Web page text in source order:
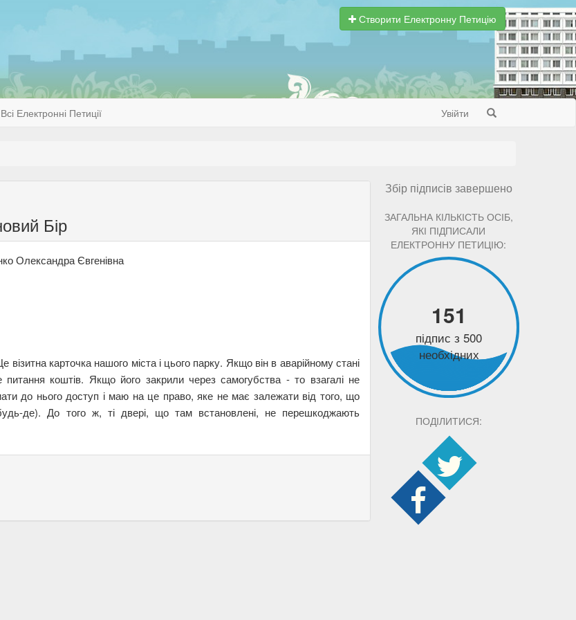
Створити Електронну Петицію
Всі Електронні Петиції Увійти
Бір
Олександра Євгенівна
карточка нашого міста і цього парку. Якщо він в аварійному стані
коштів. Якщо його закрили через самогубства - то взагалі не
до нього доступ і маю на це право, яке не має залежати від того, що
де). До того ж, ті двері, що там встановлені, не перешкоджають
Збір підписів завершено
ЗАГАЛЬНА КІЛЬКІСТЬ ОСІБ,
ЯКІ ПІДПИСАЛИ
ЕЛЕКТРОННУ ПЕТИЦІЮ:
151
підпис з 500
необхідних
ПОДІЛИТИСЯ: